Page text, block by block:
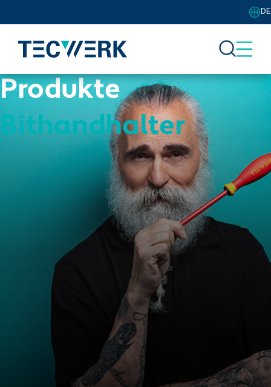
DE
Produkte
Bithandhalter